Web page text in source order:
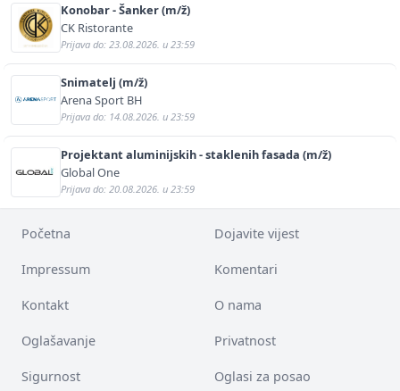
Konobar - Šanker (m/ž)
CK Ristorante
Prijava do: 23.08.2026. u 23:59
Snimatelj (m/ž)
Arena Sport BH
Prijava do: 14.08.2026. u 23:59
Projektant aluminijskih - staklenih fasada (m/ž)
Global One
Prijava do: 20.08.2026. u 23:59
Početna Dojavite vijest
Impressum Komentari
Kontakt O nama
Oglašavanje Privatnost
Sigurnost Oglasi za posao